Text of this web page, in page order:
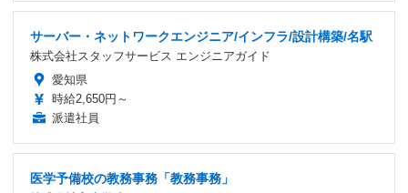
サーバー・ネットワークエンジニア/インフラ/設計構築/名駅
株式会社スタッフサービス エンジニアガイド
愛知県
時給2,650円～
派遣社員
医学予備校の教務事務「教務事務」